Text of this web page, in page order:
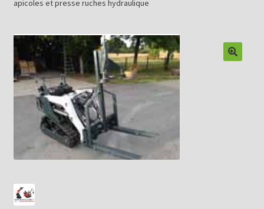
Boutique
Location
Pièces détachées/SAV
Ouvrir
Occasions
apicoles et presse ruches hydraulique